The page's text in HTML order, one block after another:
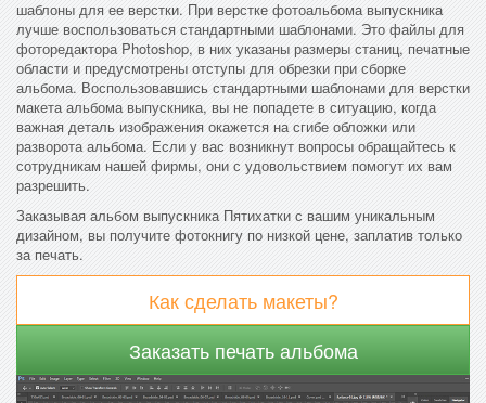
шаблоны для ее верстки. При верстке фотоальбома выпускника
лучше воспользоваться стандартными шаблонами. Это файлы для
фоторедактора Photoshop, в них указаны размеры станиц, печатные
области и предусмотрены отступы для обрезки при сборке
альбома. Воспользовавшись стандартными шаблонами для верстки
макета альбома выпускника, вы не попадете в ситуацию, когда
важная деталь изображения окажется на сгибе обложки или
разворота альбома. Если у вас возникнут вопросы обращайтесь к
сотрудникам нашей фирмы, они с удовольствием помогут их вам
разрешить.
Заказывая альбом выпускника Пятихатки с вашим уникальным
дизайном, вы получите фотокнигу по низкой цене, заплатив только
за печать.
Как сделать макеты?
Заказать печать альбома